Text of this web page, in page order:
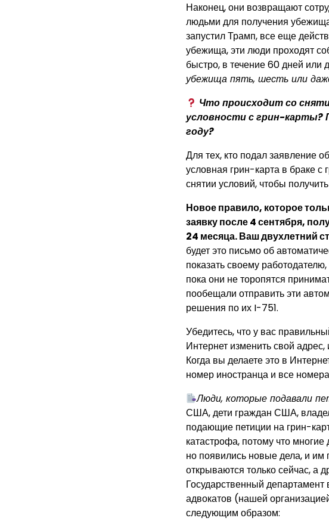
Наконец, они возвращают
людьми для получения
запустил Трамп, все еще
убежища, эти люди проходят
быстро, в течение 60 дней или
убежища пять, шесть или
Что происходит со
условности с грин-карты?
году?
Для тех, кто подал заявление
условная грин-карта в браке
снятии условий, чтобы
Новое правило, которое
заявку после 4 сентября,
24 месяца. Ваш двухлетний
будет это письмо об
показать своему
пока они не торопятся
пообещали отправить эти
решения по их I-751.
Убедитесь, что у вас
Интернет изменить свой
Когда вы делаете это в
номер иностранца и все
Люди, которые подавали
США, дети граждан США,
подающие петиции на грин-
катастрофа, потому что
но появились новые дела, и им
открываются только сейчас, а
Государственный
адвокатов (нашей
следующим образом: